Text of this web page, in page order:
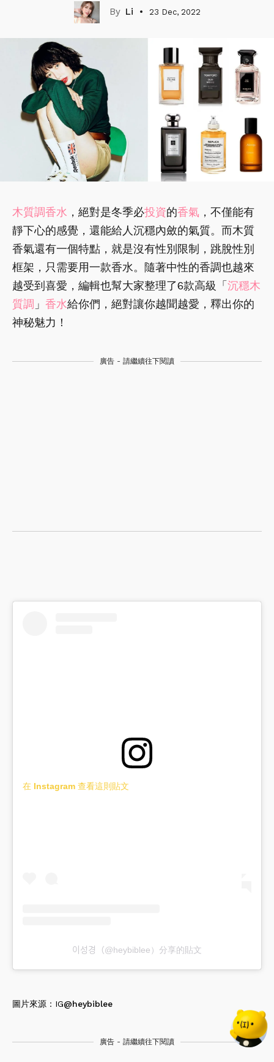
Li 23 Dec, 2022
木質調香水 ，絕對是冬季必投資的香氣 ，不僅能有
靜下心的感覺，還能給人沉穩內斂的氣質。而木質
香氣還有一個特點，就是沒有性別限制，跳脫性別
框架，只需要用一款香水。隨著中性的香調也越來
越受到喜愛，編輯也幫大家整理了6款高級「 沉穩木
質調 」 香水給你們，絕對讓你越聞越愛，釋出你的
神秘魅力！
廣告 - 請繼續往下閱讀
在 Instagram 查看這則貼文
이성경（@heybiblee）分享的貼文
圖片來源：IG@heybiblee
廣告 - 請繼續往下閱讀